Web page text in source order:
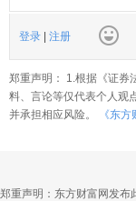
登录 注册
郑重声明： 1.根据《证券
料、言论等仅代表个人观
并承担相应风险。
《东
郑重声明：东方财富网发布